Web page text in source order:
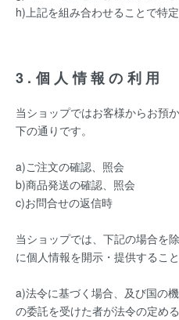
h)上記を組み合わせることで特
3.個人情報の利用
当ショップではお客様からお預
下の通りです。
a)ご注文の確認、照会
b)商品発送の確認、照会
c)お問合せの返信時
当ショップでは、下記の場合を
に個人情報を開示・提供するこ
a)法令に基づく場合、及び国の
の委託を受けた者が法令の定め